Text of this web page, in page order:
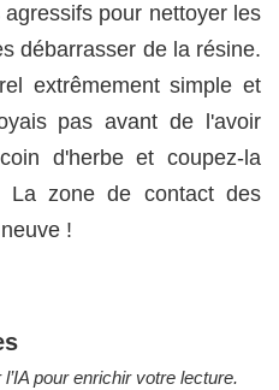
pour nettoyer les
débarrasser de la résine.
extrêmement simple et
pas avant de l'avoir
d'herbe et coupez-la
La zone de contact des
!
pour enrichir votre lecture.